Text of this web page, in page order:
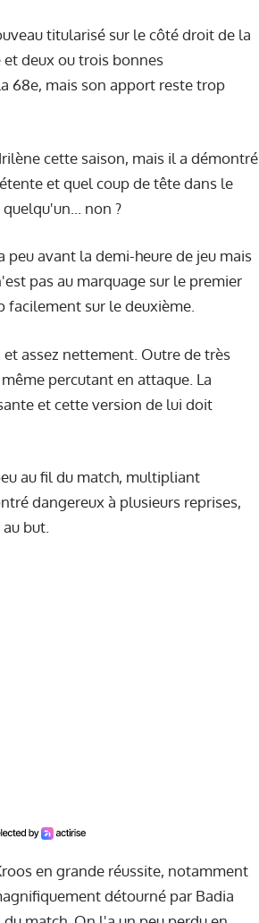
titularisé sur le côté droit de la
deux ou trois bonnes
68e, mais son apport reste trop
cette saison, mais il a démontré
et quel coup de tête dans le
non ?
avant la demi-heure de jeu mais
pas au marquage sur le premier
facilement sur le deuxième.
assez nettement. Outre de très
percutant en attaque. La
et cette version de lui doit
au fil du match, multipliant
dangereux à plusieurs reprises,
but.
en grande réussite, notamment
détourné par Badia